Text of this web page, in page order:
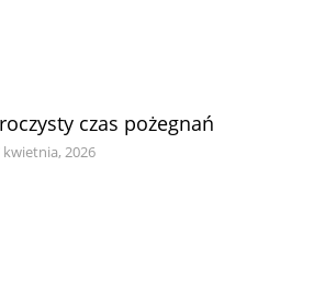
czas pożegnań
kwietnia, 2026